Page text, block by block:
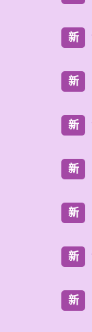
新
新
新
新
新
新
新